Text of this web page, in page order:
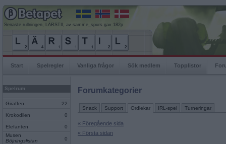
Senaste rullningen, LÄRSTIl, av samme_spurs gav 182p
Start Spelregler Vanliga frågor Sök medlem Topplistor
Spelrum
Giraffen 22
Krokodilen 0
Elefanten
0
Musen
Böjningslistan
0
Forumkategorier
Snack Support Ordlekar IRL-spel Turneringar
« Föregående sida
« Första sidan